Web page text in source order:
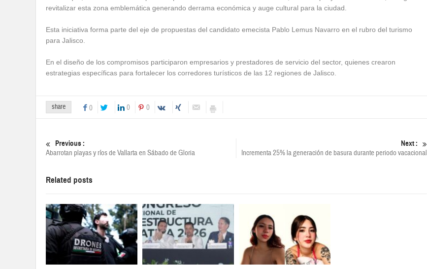
revitalizar esta zona emblemática generando derrama económica y auge cultural para la ciudad.
Esta iniciativa forma parte del eje de propuestas del candidato emecista Pablo Lemus Navarro en el rubro del turismo
para Jalisco.
En el diseño de los compromisos participaron empresarios y prestadores de servicio del sector, quienes crearon
estrategias específicas para fortalecer los corredores turísticos de las 12 regiones de Jalisco.
share 0 0 0
Previous :
Abarrotan playas y ríos de Vallarta en Sábado de Gloria
Next :
Incrementa 25% la generación de basura durante periodo vacacional
Related posts